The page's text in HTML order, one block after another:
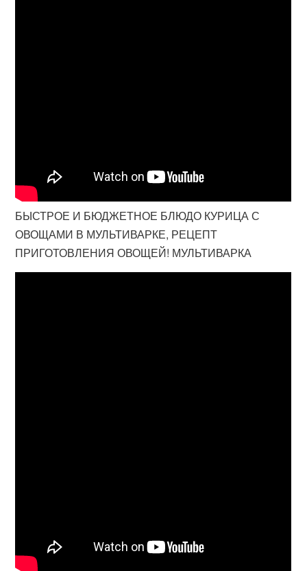
БЫСТРОЕ И БЮДЖЕТНОЕ БЛЮДО КУРИЦА С
ОВОЩАМИ В МУЛЬТИВАРКЕ, РЕЦЕПТ
ПРИГОТОВЛЕНИЯ ОВОЩЕЙ! МУЛЬТИВАРКА